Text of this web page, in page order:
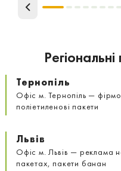
Тернопіль
Офіс м. Тернопіль —
поліетиленові пакети
Львів
Офіс м. Львів — реклама
пакетах, пакети банан